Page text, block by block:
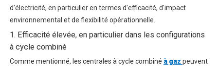
d'électricité, en particulier en termes d'efficacité, d'impact
environnemental et de flexibilité opérationnelle.
1. Efficacité élevée, en particulier dans les configurations
à cycle combiné
Comme mentionné, les centrales à cycle combiné à gaz peuvent